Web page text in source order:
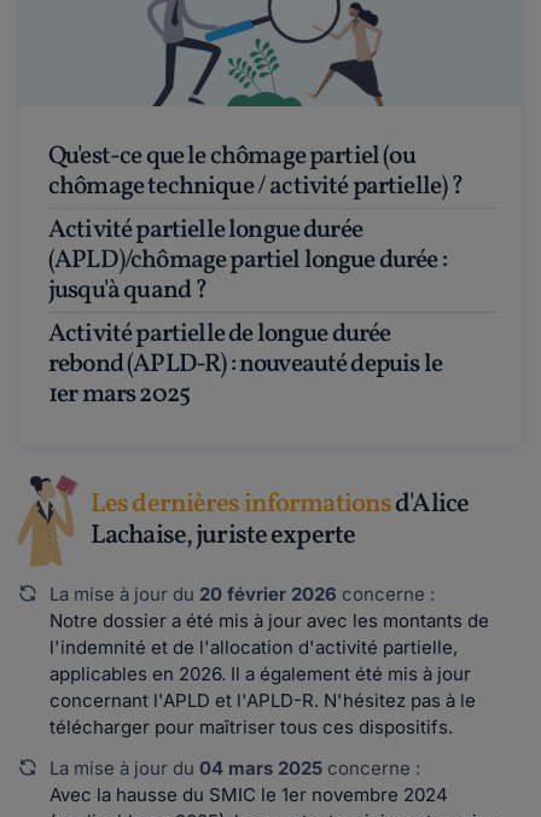
Qu'est-ce que le chômage partiel (ou
chômage technique / activité partielle) ?
Activité partielle longue durée
(APLD)/chômage partiel longue durée :
jusqu'à quand ?
Activité partielle de longue durée
rebond (APLD-R) : nouveauté depuis le
1er mars 2025
Les dernières informationsd'Alice
Lachaise, juriste experte
La mise à jour du 20 février 2026 concerne :
Notre dossier a été mis à jour avec les montants de
l'indemnité et de l'allocation d'activité partielle,
applicables en 2026. Il a également été mis à jour
concernant l'APLD et l'APLD-R. N'hésitez pas à le
télécharger pour maîtriser tous ces dispositifs.
La mise à jour du 04 mars 2025 concerne :
Avec la hausse du SMIC le 1er novembre 2024